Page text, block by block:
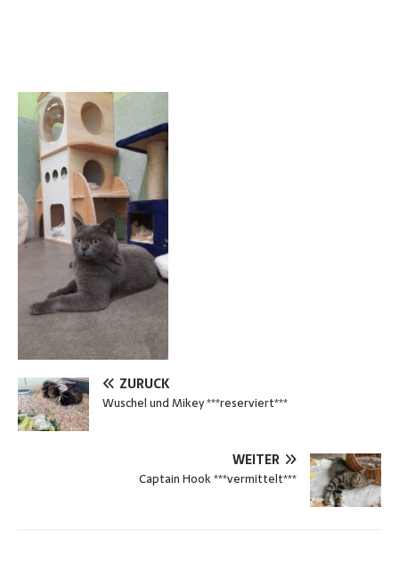
ZURÜCK
Wuschel und Mikey ***reserviert***
WEITER
Captain Hook ***vermittelt***